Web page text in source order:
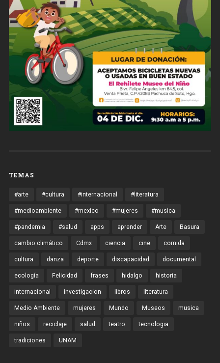
TEMAS
#arte #cultura #internacional #literatura
#medioambiente #mexico #mujeres #musica
#pandemia #salud apps aprender Arte Basura
cambio climático Cdmx ciencia cine comida
cultura danza deporte discapacidad documental
ecología Felicidad frases hidalgo historia
internacional investigacion libros literatura
Medio Ambiente mujeres Mundo Museos musica
niños reciclaje salud teatro tecnologia
tradiciones UNAM